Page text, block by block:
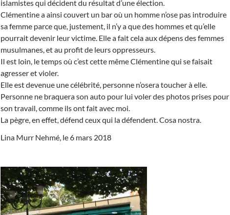
islamistes qui décident du résultat d’une élection.
Clémentine a ainsi couvert un bar où un homme n’ose pas introduire
sa femme parce que, justement, il n’y a que des hommes et qu’elle
pourrait devenir leur victime. Elle a fait cela aux dépens des femmes
musulmanes, et au profit de leurs oppresseurs.
Il est loin, le temps où c’est cette même Clémentine qui se faisait
agresser et violer.
Elle est devenue une célébrité, personne n’osera toucher à elle.
Personne ne braquera son auto pour lui voler des photos prises pour
son travail, comme ils ont fait avec moi.
La pègre, en effet, défend ceux qui la défendent. Cosa nostra.
Lina Murr Nehmé, le 6 mars 2018